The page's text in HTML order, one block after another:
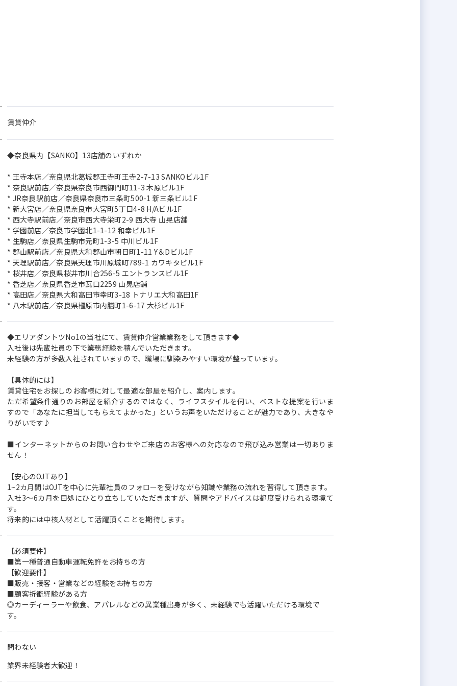
賃貸仲介
◆奈良県内【SANKO】13店舗のいずれか
* 王寺本店／奈良県北葛城郡王寺町王寺2-7-13 SANKOビル1F
* 奈良駅前店／奈良県奈良市西御門町11-3 木原ビル1F
* JR奈良駅前店／奈良県奈良市三条町500-1 新三条ビル1F
* 新大宮店／奈良県奈良市大宮町5丁目4-8 H/Aビル1F
* 西大寺駅前店／奈良市西大寺栄町2-9 西大寺 山晃店舗
* 学園前店／奈良市学園北1-1-12 和幸ビル1F
* 生駒店／奈良県生駒市元町1-3-5 中川ビル1F
* 郡山駅前店／奈良県大和郡山市朝日町1-11 Y＆Dビル1F
* 天理駅前店／奈良県天理市川原城町789-1 カワキタビル1F
* 桜井店／奈良県桜井市川合256-5 エントランスビル1F
* 香芝店／奈良県香芝市瓦口2259 山晃店舗
* 高田店／奈良県大和高田市幸町3-18 トナリエ大和高田1F
* 八木駅前店／奈良県橿原市内膳町1-6-17 大杉ビル1F
◆エリアダントツNo1の当社にて、賃貸仲介営業業務をして頂きます◆
入社後は先輩社員の下で業務経験を積んでいただきます。
未経験の方が多数入社されていますので、職場に馴染みやすい環境が整っています。
【具体的には】
賃貸住宅をお探しのお客様に対して最適な部屋を紹介し、案内します。
ただ希望条件通りのお部屋を紹介するのではなく、ライフスタイルを伺い、ベストな提案を行いま
すので「あなたに担当してもらえてよかった」というお声をいただけることが魅力であり、大きなや
りがいです♪
■インターネットからのお問い合わせやご来店のお客様への対応なので飛び込み営業は一切ありま
せん！
【安心のOJTあり】
1~2カ月間はOJTを中心に先輩社員のフォローを受けながら知識や業務の流れを習得して頂きます。
入社3～6カ月を目処にひとり立ちしていただきますが、質問やアドバイスは都度受けられる環境て
す。
将来的には中核人材として活躍頂くことを期待します。
【必須要件】
■第一種普通自動車運転免許をお持ちの方
【歓迎要件】
■販売・接客・営業などの経験をお持ちの方
■顧客折衝経験がある方
◎カーディーラーや飲食、アパレルなどの異業種出身が多く、未経験でも活躍いただける環境で
す。
問わない
業界未経験者大歓迎！